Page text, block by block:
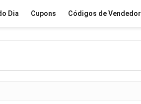
Dia Cupons Códigos de Vendedor